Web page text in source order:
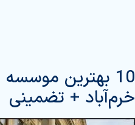
10 بهترین
خرم‌آباد + تضمینی